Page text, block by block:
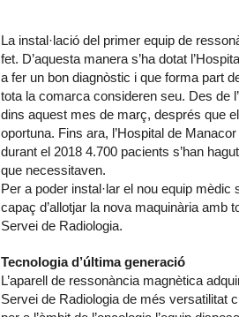
La instal·lació del primer equip de
fet. D’aquesta manera s’ha dotat
a fer un bon diagnòstic i que forma part
tota la comarca consideren seu. Des de
dins aquest mes de març, després que
oportuna. Fins ara, l’Hospital de
durant el 2018 4.700 pacients s’han
que necessitaven.
Per a poder instal·lar el nou equip
capaç d’allotjar la nova maquinària amb
Servei de Radiologia.
Tecnologia d’última generació
L’aparell de ressonància magnètica
Servei de Radiologia de més versatilitat